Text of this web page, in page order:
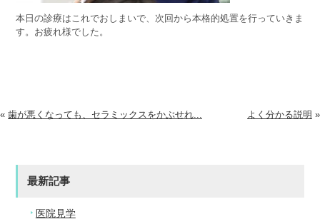
本日の診療はこれでおしまいで、次回から本格的処置を行っていきま
す。お疲れ様でした。
« 歯が悪くなっても、セラミックスをかぶせれ... よく分かる説明 »
最新記事
医院見学